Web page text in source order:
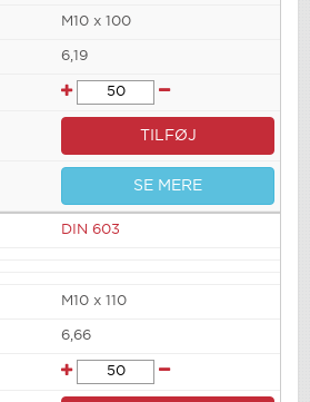
M10 x 100
6,19
TILFØJ
SE MERE
DIN 603
M10 x 110
6,66